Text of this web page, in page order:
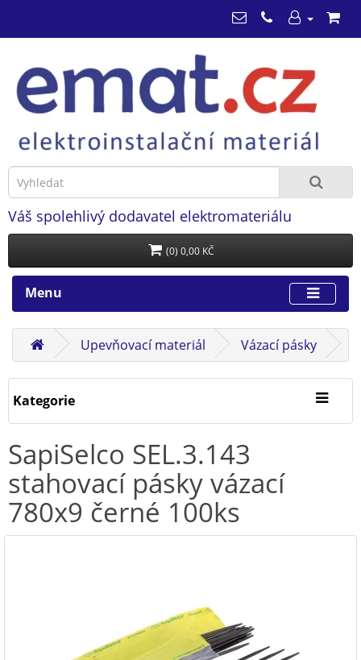
Váš spolehlivý dodavatel elektromateriálu
(0) 0,00 KČ
Menu
Upevňovací materiál Vázací pásky
Kategorie
SapiSelco SEL.3.143
stahovací pásky vázací
780x9 černé 100ks